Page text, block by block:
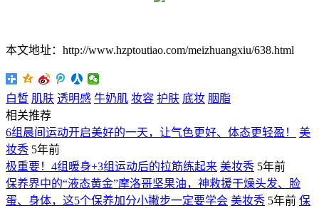
本文地址：http://www.hzptoutiao.com/meizhuangxiu/638.html
白皙 肌肤 透明感 牛奶肌 妆容 护肤 底妆 胭脂
相关推荐
6组晨间运动开启美好的一天，让气色更好、体态更轻盈！
美
妆秀 5年前
极重要！4组暖身+3组运动后的拉筋练起来 美妆秀 5年前
保养界中的“液态黄金”摩洛哥坚果油，神救援干燥头发、脸
蛋、身体，这5个保养加分小撇步一定要学会 美妆秀 5年前 保